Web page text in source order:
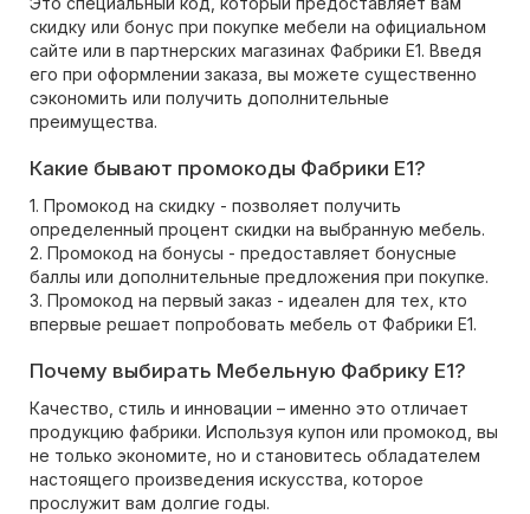
скидку или бонус при покупке мебели на официальном
сайте или в партнерских магазинах Фабрики Е1. Введя
его при оформлении заказа, вы можете существенно
сэкономить или получить дополнительные
преимущества.
Какие бывают промокоды Фабрики Е1?
1. Промокод на скидку - позволяет получить
определенный процент скидки на выбранную мебель.
2. Промокод на бонусы - предоставляет бонусные
баллы или дополнительные предложения при покупке.
3. Промокод на первый заказ - идеален для тех, кто
впервые решает попробовать мебель от Фабрики Е1.
Почему выбирать Мебельную Фабрику Е1?
Качество, стиль и инновации – именно это отличает
продукцию фабрики. Используя купон или промокод, вы
не только экономите, но и становитесь обладателем
настоящего произведения искусства, которое
прослужит вам долгие годы.